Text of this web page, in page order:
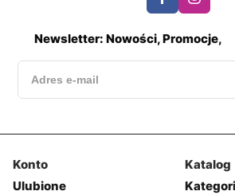
Newsletter: Nowości, Promocje,
Konto
Ulubione
Katalog